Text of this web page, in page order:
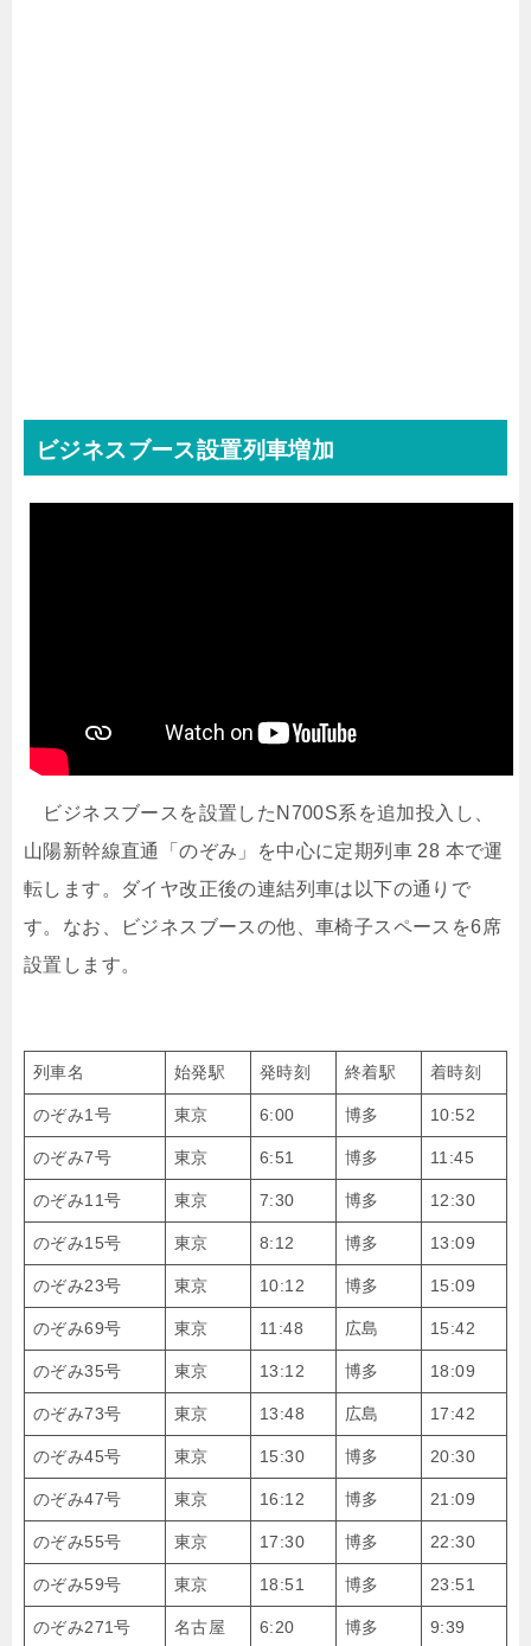
ビジネスブース設置列車増加
ビジネスブースを設置したN700S系を追加投入し、
山陽新幹線直通「のぞみ」を中心に定期列車 28 本で運
転します。ダイヤ改正後の連結列車は以下の通りで
す。なお、ビジネスブースの他、車椅子スペースを6席
設置します。
列車名 始発駅 発時刻 終着駅 着時刻
のぞみ1号 東京 6:00 博多 10:52
のぞみ7号 東京 6:51 博多 11:45
のぞみ11号 東京 7:30 博多 12:30
のぞみ15号 東京 8:12 博多 13:09
のぞみ23号 東京 10:12 博多 15:09
のぞみ69号 東京 11:48 広島 15:42
のぞみ35号 東京 13:12 博多 18:09
のぞみ73号 東京 13:48 広島 17:42
のぞみ45号 東京 15:30 博多 20:30
のぞみ47号 東京 16:12 博多 21:09
のぞみ55号 東京 17:30 博多 22:30
のぞみ59号 東京 18:51 博多 23:51
のぞみ271号 名古屋 6:20 博多 9:39